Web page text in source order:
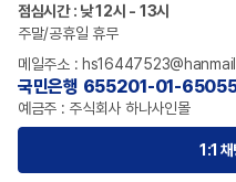
점심시간 : 낮 12시 - 13시
주말/공휴일 휴무
메일주소 :
국민은행 655201-01-
예금주 : 주식회사 하나사인몰
1:1 채